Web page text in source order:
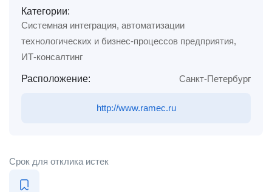
Категории:
Системная интеграция, автоматизации
технологических и бизнес-процессов предприятия,
ИТ-консалтинг
Расположение: Санкт-Петербург
http://www.ramec.ru
Срок для отклика истек